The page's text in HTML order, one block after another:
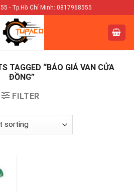
- Tp.Hồ Chí Minh: 0817968555
TAGGED “BÁO GIÁ VAN CỬA
ĐỒNG”
FILTER